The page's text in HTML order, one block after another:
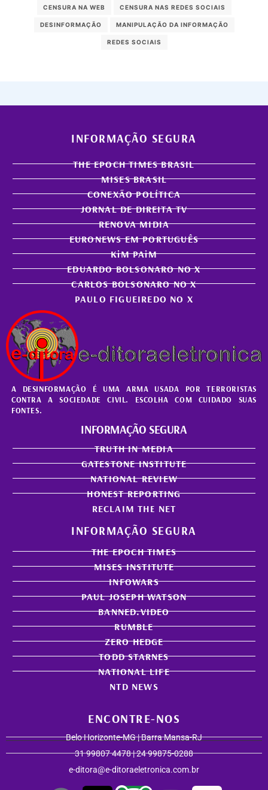
CENSURA NA WEB CENSURA NAS REDES SOCIAIS
DESINFORMAÇÃO MANIPULAÇÃO DA INFORMAÇÃO
REDES SOCIAIS
INFORMAÇÃO SEGURA
THE EPOCH TIMES BRASIL
MISES BRASIL
CONEXÃO POLÍTICA
JORNAL DE DIREITA TV
RENOVA MIDIA
EURONEWS EM PORTUGUÊS
KiM PAiM
EDUARDO BOLSONARO NO X
CARLOS BOLSONARO NO X
PAULO FIGUEIREDO NO X
A DESINFORMAÇÃO É UMA ARMA USADA POR TERRORISTAS
CONTRA A SOCIEDADE CIVIL. ESCOLHA COM CUIDADO SUAS
FONTES.
INFORMAÇÃO SEGURA
TRUTH IN MEDIA
GATESTONE INSTITUTE
NATIONAL REVIEW
HONEST REPORTING
RECLAIM THE NET
INFORMAÇÃO SEGURA
THE EPOCH TIMES
MISES INSTITUTE
INFOWARS
PAUL JOSEPH WATSON
BANNED.VIDEO
RUMBLE
ZERO HEDGE
TODD STARNES
NATIONAL LIFE
NTD NEWS
ENCONTRE-NOS
Belo Horizonte-MG | Barra Mansa-RJ
31 99807 4478 | 24 99875-0288
e-ditora@e-ditoraeletronica.com.br